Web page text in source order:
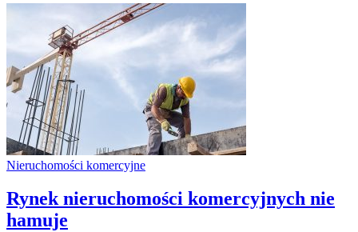
Nieruchomości komercyjne
Rynek nieruchomości komercyjnych nie
hamuje